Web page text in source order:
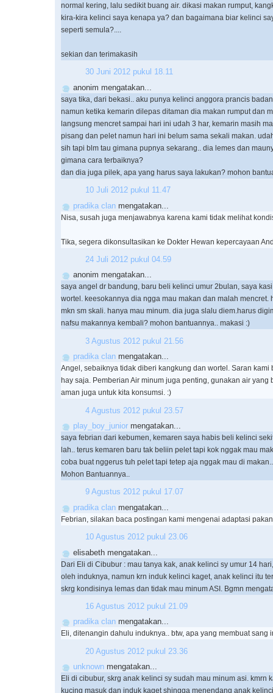
normal kering, lalu sedikit buang air. dikasi makan rumput,
kira-kira kelinci saya kenapa ya? dan bagaimana biar kelinci
seperti semula?....
sekian dan terimakasih
30 Juni 2012 pukul 18.11
anonim mengatakan...
saya tika, dari bekasi.. aku punya kelinci anggora prancis
namun ketika kemarin dilepas ditaman dia makan rumput dan
langsung mencret sampai hari ini udah 3 har, kemarin masih
pisang dan pelet namun hari ini belum sama sekali makan.
sih tapi blm tau gimana pupnya sekarang.. dia lemes dan
gimana cara terbaiknya?
dan dia juga pilek, apa yang harus saya lakukan? mohon
10 Juli 2012 pukul 11.47
pradika clan mengatakan...
Nisa, susah juga menjawabnya karena kami tidak melihat
Tika, segera dikonsultasikan ke Dokter Hewan kepercayaan
24 Juli 2012 pukul 04.59
anonim mengatakan...
saya angel dr bandung, baru beli kelinci umur 2bulan, saya
wortel. keesokannya dia ngga mau makan dan malah mencret.
mkn sm skali. hanya mau minum. dia juga slalu diem.harus
nafsu makannya kembali? mohon bantuannya.. makasi :)
3 Agustus 2012 pukul 21.56
pradika clan mengatakan...
Angel, sebaiknya tidak diberi kangkung dan wortel. Saran kami
hay saja. Pemberian Air minum juga penting, gunakan air yang
aman juga untuk kita konsumsi. :)
4 Agustus 2012 pukul 23.57
play_boy_junior mengatakan...
saya febrian dari kebumen, kemaren saya habis beli kelinci
lah.. terus kemaren baru tak beliin pelet tapi kok nggak mau
coba buat nggerus tuh pelet tapi tetep aja nggak mau di makan..
Mohon Bantuannya..
9 Agustus 2012 pukul 17.07
pradika clan mengatakan...
Febrian, silakan baca postingan kami mengenai adaptasi
10 Agustus 2012 pukul 23.06
elisabeth mengatakan...
Dari Eli di Cibubur : mau tanya kak, anak kelinci sy umur 14
oleh induknya, namun krn induk kelinci kaget, anak kelinci itu
skrg kondisinya lemas dan tidak mau minum ASI. Bgmn
16 Agustus 2012 pukul 21.09
pradika clan mengatakan...
Eli, ditenangin dahulu induknya.. btw, apa yang membuat sang
20 Agustus 2012 pukul 23.36
unknown mengatakan...
Eli di cibubur, skrg anak kelinci sy sudah mau minum asi. kmrn
kucing masuk dan induk kaget shingga menendang anak